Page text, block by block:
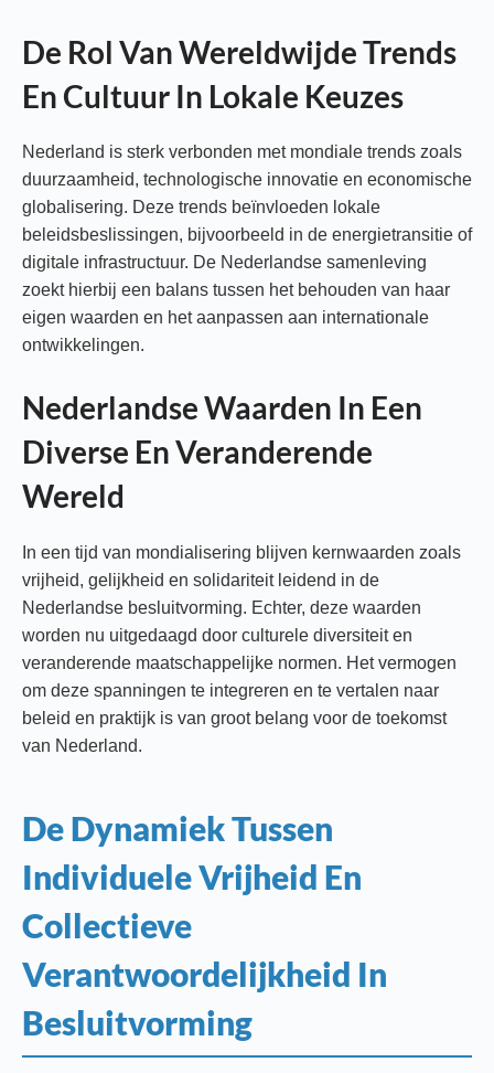
De Rol Van Wereldwijde Trends
En Cultuur In Lokale Keuzes
Nederland is sterk verbonden met mondiale trends zoals
duurzaamheid, technologische innovatie en economische
globalisering. Deze trends beïnvloeden lokale
beleidsbeslissingen, bijvoorbeeld in de energietransitie of
digitale infrastructuur. De Nederlandse samenleving
zoekt hierbij een balans tussen het behouden van haar
eigen waarden en het aanpassen aan internationale
ontwikkelingen.
Nederlandse Waarden In Een
Diverse En Veranderende
Wereld
In een tijd van mondialisering blijven kernwaarden zoals
vrijheid, gelijkheid en solidariteit leidend in de
Nederlandse besluitvorming. Echter, deze waarden
worden nu uitgedaagd door culturele diversiteit en
veranderende maatschappelijke normen. Het vermogen
om deze spanningen te integreren en te vertalen naar
beleid en praktijk is van groot belang voor de toekomst
van Nederland.
De Dynamiek Tussen
Individuele Vrijheid En
Collectieve
Verantwoordelijkheid In
Besluitvorming